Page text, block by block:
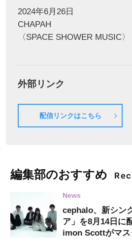
2024年6月26日
CHAPAH
〈SPACE SHOWER MUSIC〉
外部リンク
配信リンクはこちら
編集部のおすすめ
News
cephalo、新シン
ア」を8月14日
imon Scottがマス